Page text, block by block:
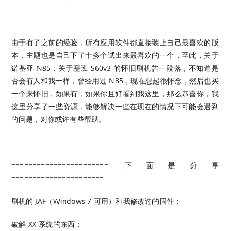
由于有了之前的经验，所有应用软件都直接装上自己最喜欢的版
本，主题也是自己下了十多个试出来最喜欢的一个，至此，关于
诺基亚 N85，关于塞班 S60v3 的怀旧刷机告一段落，不知道是
否会有人和我一样，曾经用过 N85，现在想起很怀念，然后也买
一个来怀旧，如果有，如果你且好看到我这里，那么恭喜你，我
这里分享了一些资源，能够解决一些在现在的情况下可能会遇到
的问题，对你或许有些帮助。
======================= 下面是分享
======================
刷机的 JAF（Windows 7 可用）和我修改过的固件：
破解 XX 系统的东西：